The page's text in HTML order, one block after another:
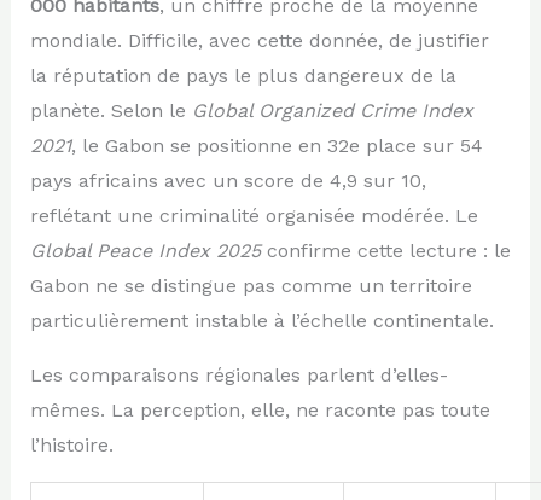
000 habitants, un chiffre proche de la moyenne
mondiale. Difficile, avec cette donnée, de justifier
la réputation de pays le plus dangereux de la
planète. Selon le Global Organized Crime Index
2021, le Gabon se positionne en 32e place sur 54
pays africains avec un score de 4,9 sur 10,
reflétant une criminalité organisée modérée. Le
Global Peace Index 2025confirme cette lecture : le
Gabon ne se distingue pas comme un territoire
particulièrement instable à l’échelle continentale.
Les comparaisons régionales parlent d’elles-
mêmes. La perception, elle, ne raconte pas toute
l’histoire.